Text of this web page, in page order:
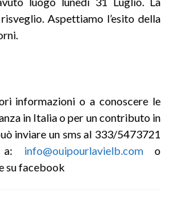
Aspettiamo l’esito della
informazioni o a conoscere le
in Italia o per un contributo in
inviare un sms al 333/5473721
a: info@ouipourlavielb.como
su facebook